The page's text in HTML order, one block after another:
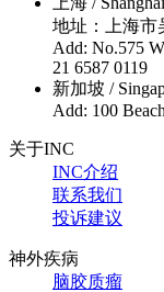
地址：上海市
Add: No.575
21 6587 0119
新加坡 /
Add: 100
关于INC
INC介绍
联系我们
投诉建议
神外疾病
脑胶质瘤